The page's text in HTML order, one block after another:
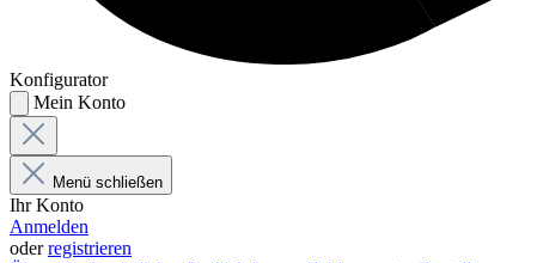
Konfigurator
Mein Konto
Menü schließen
Ihr Konto
Anmelden
oderregistrieren